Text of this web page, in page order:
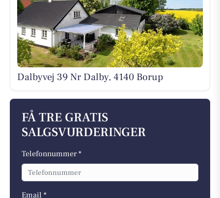
Dalbyvej 39 Nr Dalby, 4140 Borup
FÅ TRE GRATIS
SALGSVURDERINGER
Telefonnummer *
Email *